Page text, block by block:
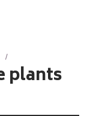
plants